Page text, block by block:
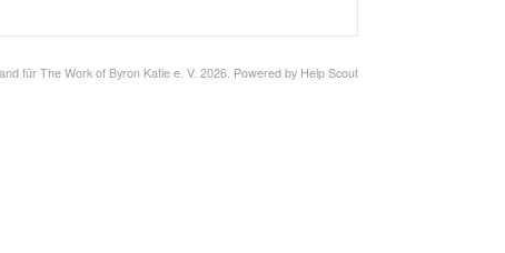
für The Work of Byron Katie e. V. 2026. Powered by Help Scout